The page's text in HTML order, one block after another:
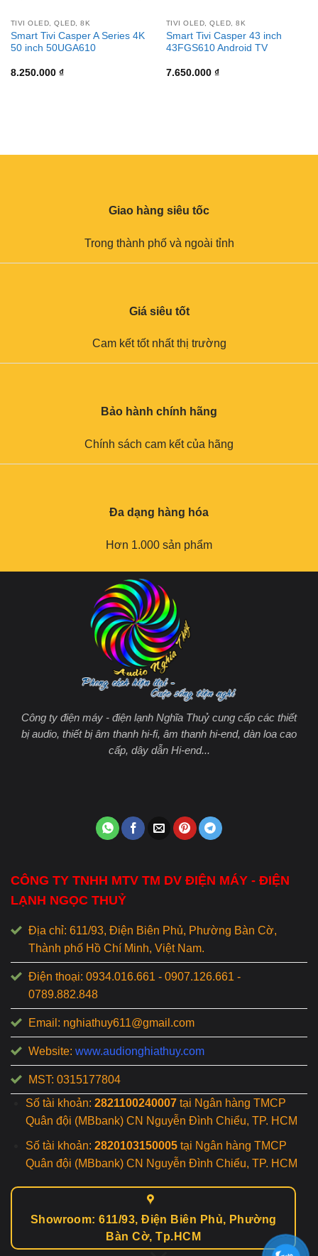
TIVI OLED, QLED, 8K
Smart Tivi Casper A Series 4K
50 inch 50UGA610
8.250.000 ₫
TIVI OLED, QLED, 8K
Smart Tivi Casper 43 inch
43FGS610 Android TV
7.650.000 ₫
Giao hàng siêu tốc
Trong thành phố và ngoài tỉnh
Giá siêu tốt
Cam kết tốt nhất thị trường
Bảo hành chính hãng
Chính sách cam kết của hãng
Đa dạng hàng hóa
Hơn 1.000 sản phẩm
Công ty điện máy - điện lạnh Nghĩa Thuỷ cung cấp các thiết
bị audio, thiết bị âm thanh hi-fi, âm thanh hi-end, dàn loa cao
cấp, dây dẫn Hi-end...
CÔNG TY TNHH MTV TM DV ĐIỆN MÁY - ĐIỆN
LẠNH NGỌC THUỶ
Địa chỉ: 611/93, Điện Biên Phủ, Phường Bàn Cờ,
Thành phố Hồ Chí Minh, Việt Nam.
Điện thoại: 0934.016.661 - 0907.126.661 -
0789.882.848
Email: nghiathuy611@gmail.com
Website: www.audionghiathuy.com
MST: 0315177804
Số tài khoản: 2821100240007tại Ngân hàng TMCP
Quân đội (MBbank) CN Nguyễn Đình Chiểu, TP. HCM
Số tài khoản: 2820103150005tại Ngân hàng TMCP
Quân đội (MBbank) CN Nguyễn Đình Chiểu, TP. HCM
Showroom: 611/93, Điện Biên Phủ, Phường
Bàn Cờ, Tp.HCM